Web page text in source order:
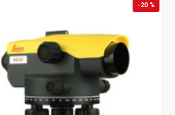
-20 %